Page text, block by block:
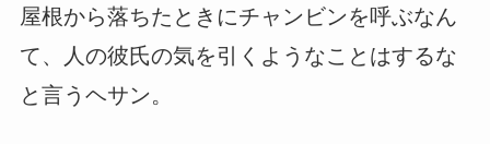
屋根から落ちたときにチャンビンを呼ぶなん
て、人の彼氏の気を引くようなことはするな
と言うヘサン。